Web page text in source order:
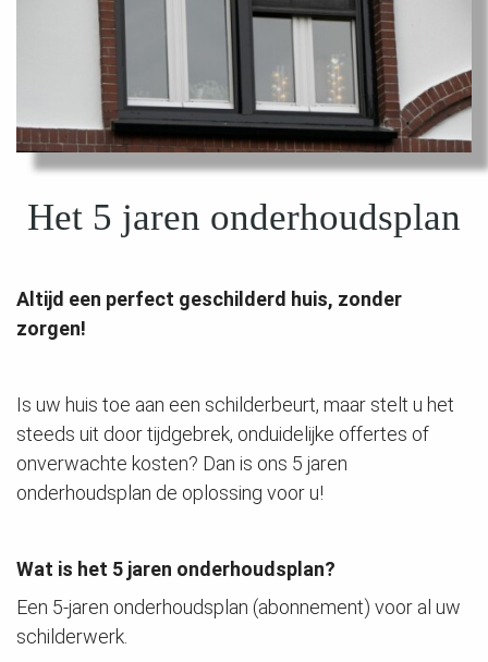
Het 5 jaren onderhoudsplan
Altijd een perfect geschilderd huis, zonder
zorgen!
Is uw huis toe aan een schilderbeurt, maar stelt u het
steeds uit door tijdgebrek, onduidelijke offertes of
onverwachte kosten? Dan is ons 5 jaren
onderhoudsplan de oplossing voor u!
Wat is het 5 jaren onderhoudsplan?
Een 5-jaren onderhoudsplan (abonnement) voor al uw
schilderwerk.